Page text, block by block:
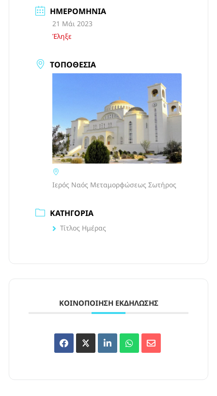
ΗΜΕΡΟΜΗΝΊΑ
21 Μάι 2023
Έληξε
ΤΟΠΟΘΕΣΊΑ
Ιερός Ναός Μεταμορφώσεως Σωτήρος
ΚΑΤΗΓΟΡΊΑ
Τίτλος Ημέρας
ΚΟΙΝΟΠΟΊΗΣΗ ΕΚΔΉΛΩΣΗΣ